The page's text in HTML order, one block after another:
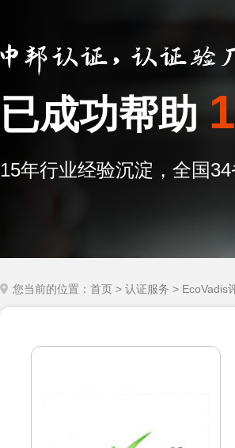
已成功帮助
15年行业经验沉淀，全国
您当前的位置： 首页 > 认证服务 > EcoVadis